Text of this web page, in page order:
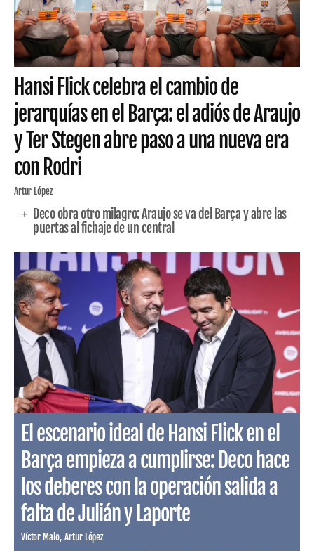
Hansi Flick celebra el cambio de
jerarquías en el Barça: el adiós de Araujo
y Ter Stegen abre paso a una nueva era
con Rodri
Artur López
Deco obra otro milagro: Araujo se va del Barça y abre las
puertas al fichaje de un central
El escenario ideal de Hansi Flick en el
Barça empieza a cumplirse: Deco hace
los deberes con la operación salida a
falta de Julián y Laporte
Víctor Malo Artur López